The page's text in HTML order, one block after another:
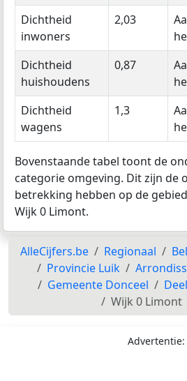
Dichtheid
inwoners
2,03
Dichtheid
huishoudens
0,87
Dichtheid
wagens
1,3
Bovenstaande tabel toont de
categorie omgeving. Dit zijn de
betrekking hebben op de
Wijk 0 Limont.
AlleCijfers.be Regionaal
Provincie Luik
Gemeente Donceel
Wijk 0 Limont
Advertentie: